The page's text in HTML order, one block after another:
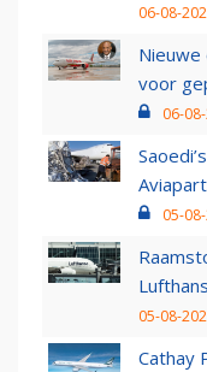
06-08-
voor
06-
05-
05-08-
Cathay